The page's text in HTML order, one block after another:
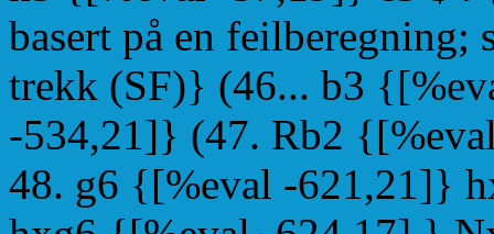
basert på en feilberegning;
trekk (SF)} (46... b3
-534,21]} (47. Rb2
48. g6 {[%eval -621,21]}